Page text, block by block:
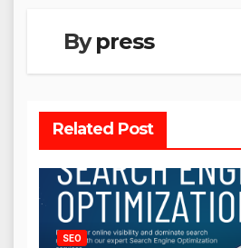
Bypress
Related Post
SEO